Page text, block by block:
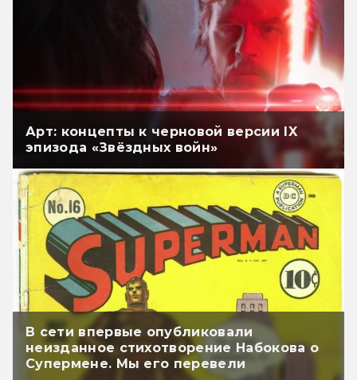
Арт: концепты к черновой версии IX
эпизода «Звёздных войн»
В сети впервые опубликовали
неизданное стихотворение Набокова о
Супермене. Мы его перевели